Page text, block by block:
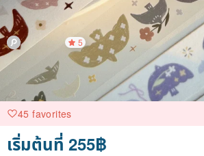
5
45 favorites
เริ่มต้นที่ 255฿